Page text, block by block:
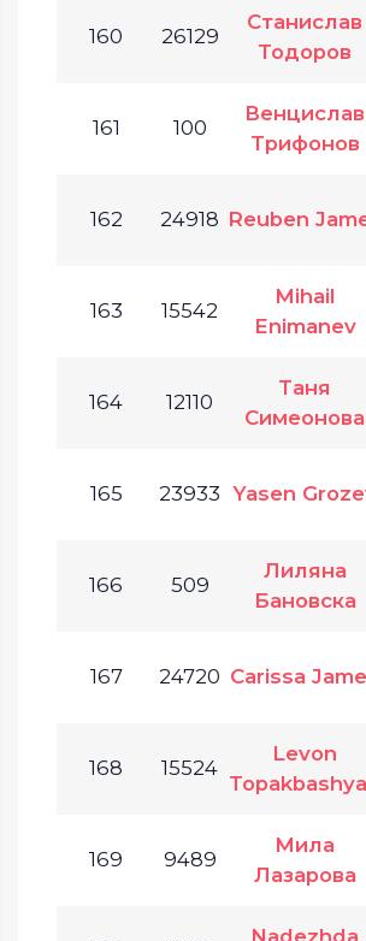
160 26129
Станислав
Тодоров
161 100
Венцислав
Трифонов
162 24918 Reuben
163 15542
Mihail
Enimanev
164 12110
Таня
Симеонова
165 23933 Yasen
166 509
Лиляна
Бановска
167 24720 Carissa
168 15524
Levon
169 9489
Мила
Лазарова
Nadezhda